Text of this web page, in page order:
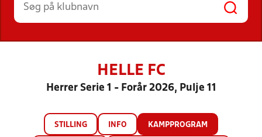
HELLE FC
Herrer Serie 1 - Forår 2026, Pulje 11
STILLING INFO KAMPPROGRAM